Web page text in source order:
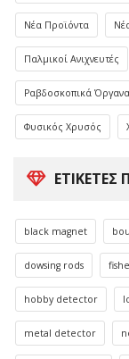
Νέα Προϊόντα
Παλμικοί Ανιχνευτές
Ραβδοσκοπικά Όργανα
Φυσικός Χρυσός
black magnet
dowsing rods
hobby detector
metal detector